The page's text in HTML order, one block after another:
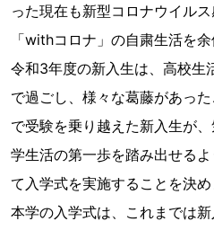
った現在も新型コロナウイル
「withコロナ」の自粛生活を
令和3年度の新入生は、高校生
で過ごし、様々な葛藤があっ
で受験を乗り越えた新入生が
学生活の第一歩を踏み出せる
て入学式を実施することを決め
本学の入学式は、これまでは